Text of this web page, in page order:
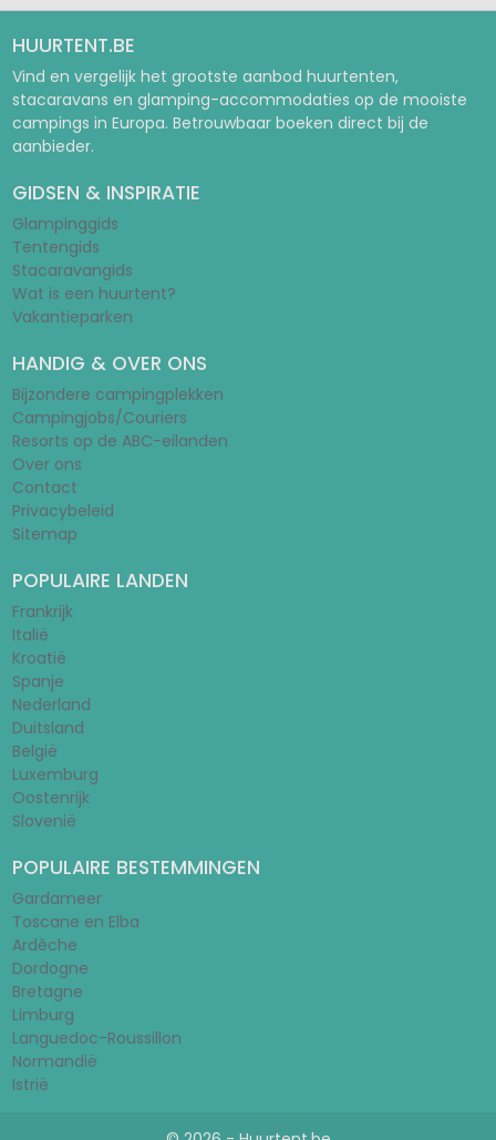
HUURTENT.BE
Vind en vergelijk het grootste aanbod huurtenten,
stacaravans en glamping-accommodaties op de mooiste
campings in Europa. Betrouwbaar boeken direct bij de
aanbieder.
GIDSEN & INSPIRATIE
Glampinggids
Tentengids
Stacaravangids
Wat is een huurtent?
Vakantieparken
HANDIG & OVER ONS
Bijzondere campingplekken
Campingjobs/Couriers
Resorts op de ABC-eilanden
Over ons
Contact
Privacybeleid
Sitemap
POPULAIRE LANDEN
Frankrijk
Italië
Kroatië
Spanje
Nederland
Duitsland
België
Luxemburg
Oostenrijk
Slovenië
POPULAIRE BESTEMMINGEN
Gardameer
Toscane en Elba
Ardèche
Dordogne
Bretagne
Limburg
Languedoc-Roussillon
Normandië
Istrië